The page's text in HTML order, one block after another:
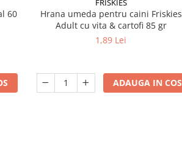
60
FRISKIES
Hrana umeda pentru caini Friskies
Adult cu vita & cartofi 85 gr
1,89 Lei
ADAUGA IN COS